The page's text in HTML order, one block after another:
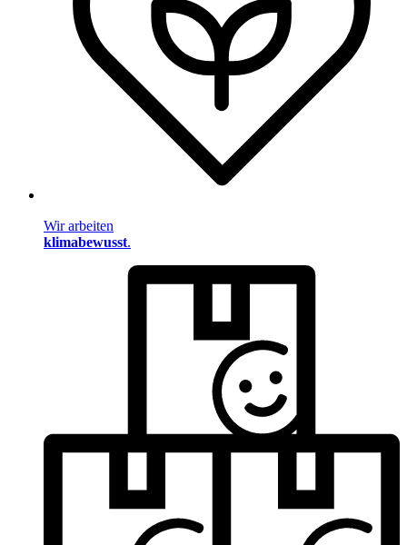
Wir arbeiten
klimabewusst.